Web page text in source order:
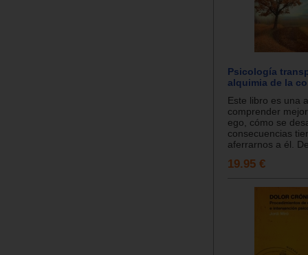
Psicología
alquimia de la
Este libro es una
comprender
ego, cómo se
consecuencias
aferrarnos a él.
19.95 €